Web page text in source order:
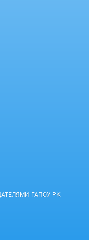
ГАПОУ РК